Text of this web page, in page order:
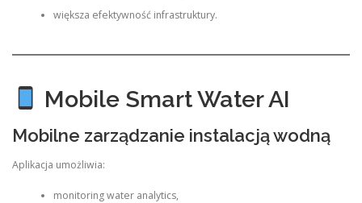
większa efektywność infrastruktury.
Mobile Smart Water AI
Mobilne zarządzanie instalacją wodną
Aplikacja umożliwia:
monitoring water analytics,